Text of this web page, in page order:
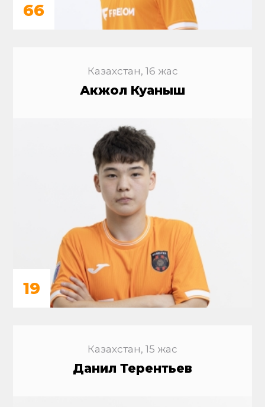
66
Казахстан, 16 жас
Акжол Куаныш
19
Казахстан, 15 жас
Данил Терентьев